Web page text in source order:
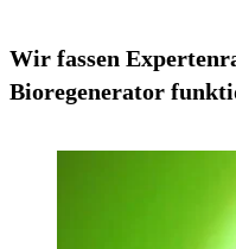
Wir fassen
Bioregenerator